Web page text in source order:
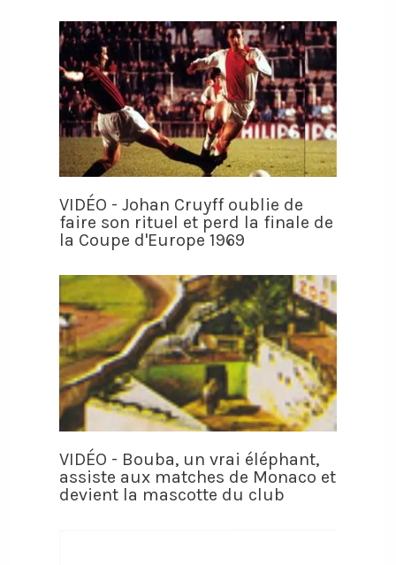
VIDÉO - Johan Cruyff oublie de
faire son rituel et perd la finale de
la Coupe d'Europe 1969
VIDÉO - Bouba, un vrai éléphant,
assiste aux matches de Monaco et
devient la mascotte du club